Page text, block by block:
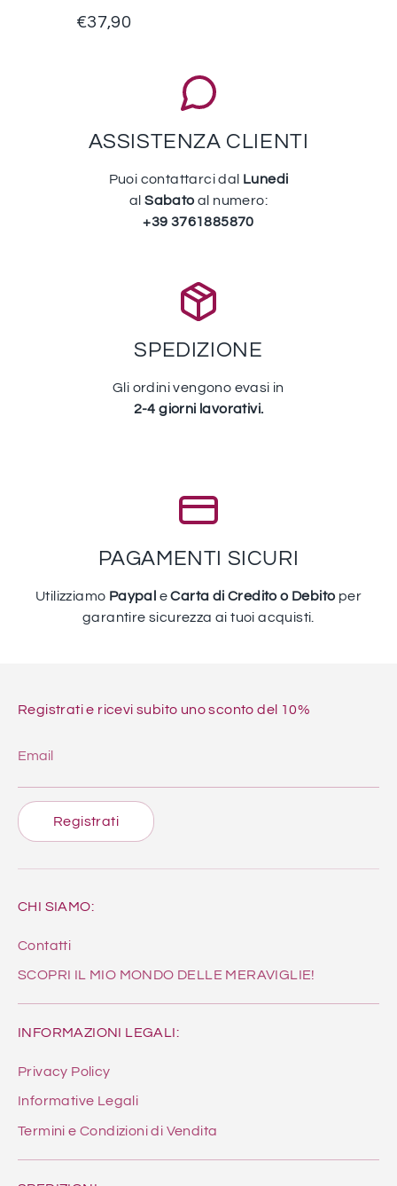
€37,90
ASSISTENZA CLIENTI
Puoi contattarci dal Lunedi
alSabatoal numero:
+39 3761885870
SPEDIZIONE
Gli ordini vengono evasi in
2-4 giorni lavorativi.
PAGAMENTI SICURI
Utilizziamo Paypal eCarta di Credito o Debito per
garantire sicurezza ai tuoi acquisti.
Registrati e ricevi subito uno sconto del 10%
Email
Registrati
CHI SIAMO:
Contatti
SCOPRI IL MIO MONDO DELLE MERAVIGLIE!
INFORMAZIONI LEGALI:
Privacy Policy
Informative Legali
Termini e Condizioni di Vendita